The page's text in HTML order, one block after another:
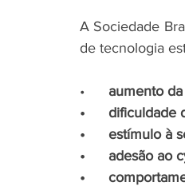
A Sociedade
de tecnologia
• aumento
•
•      estímulo
•      adesão
•